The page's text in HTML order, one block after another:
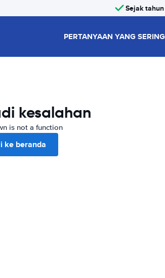
Sejak
PERTANYAAN YANG
kesalahan
is not a function
ke beranda